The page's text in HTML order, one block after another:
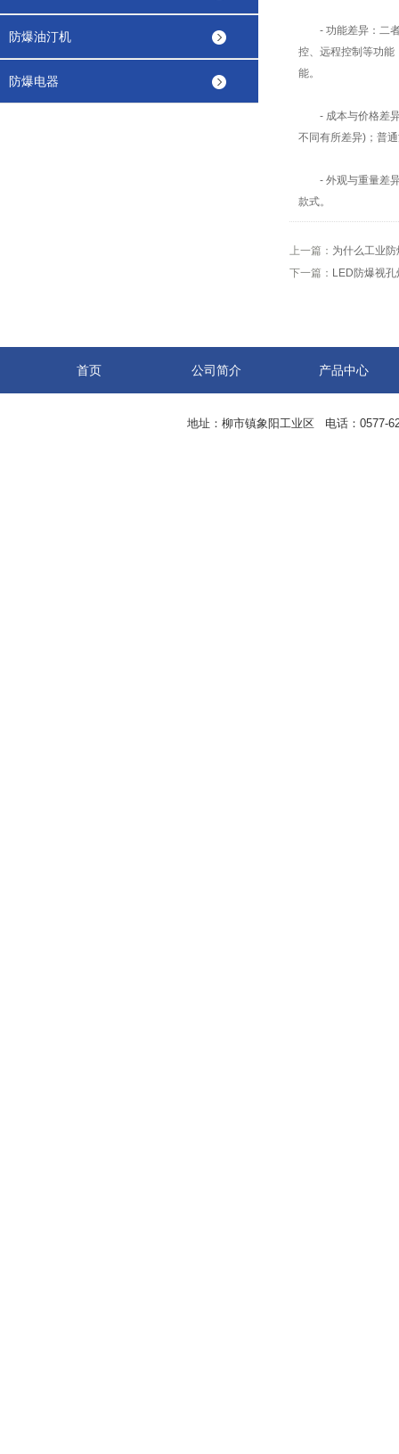
防爆油汀机
防爆电器
- 功能差异：二者
控、远程控制等功能
能。
- 成本与价格差异
不同有所差异)；普
- 外观与重量差异
款式。
上一篇： 为什么工业
下一篇： LED防爆视
首页 公司简介 产品中心
地址：柳市镇象阳工业区 电话：0577-